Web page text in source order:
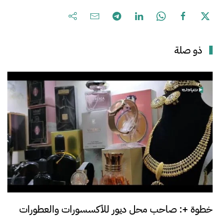
ذو صلة
خطوة +: صاحب محل ديور للأكسسورات والعطورات